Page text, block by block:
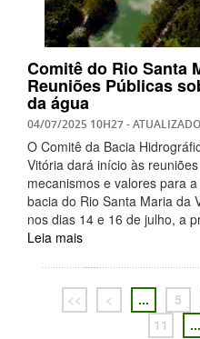
Comitê do Rio Santa
Reuniões Públicas
da água
04/07/2025 10H27-
O Comitê da Bacia
Vitória dará início às
mecanismos e valores para
bacia do Rio Santa Maria da
nos dias 14 e 16 de julho, a
Leia mais
<< < ... 5
11
...